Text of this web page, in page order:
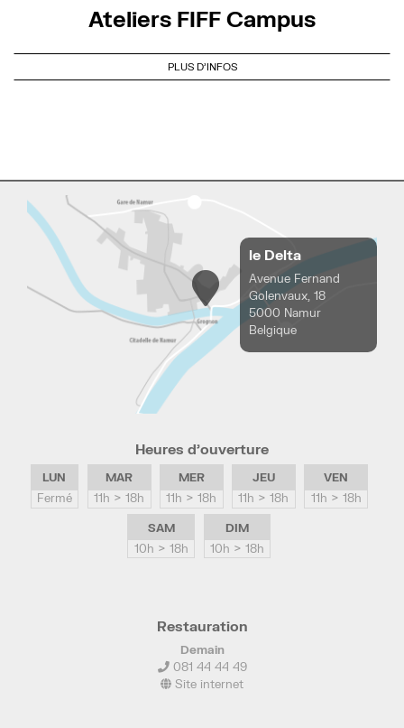
Ateliers FIFF Campus
PLUS D'INFOS
le Delta
Avenue Fernand
Golenvaux, 18
5000 Namur
Belgique
Heures d’ouverture
LUN
Fermé
MAR
11h > 18h
MER
11h > 18h
JEU
11h > 18h
VEN
11h > 18h
SAM
10h > 18h
DIM
10h > 18h
Restauration
Demain
081 44 44 49
Site internet